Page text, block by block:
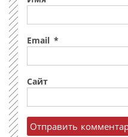
Email *
Сайт